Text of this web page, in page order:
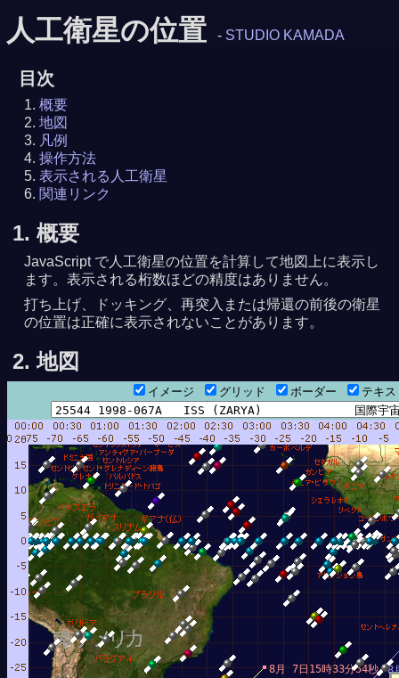
人工衛星の位置 - STUDIO KAMADA
目次
概要
地図
凡例
操作方法
表示される人工衛星
関連リンク
1. 概要
JavaScript で人工衛星の位置を計算して地図上に表示し
ます。表示される桁数ほどの精度はありません。
打ち上げ、ドッキング、再突入または帰還の前後の衛星
の位置は正確に表示されないことがあります。
2. 地図
イメージ グリッド ボーダー テキ
8
8月 7日15時33分54秒